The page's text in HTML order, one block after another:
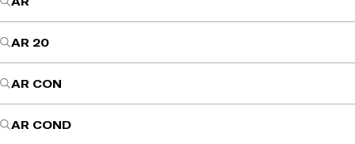
AR 20
AR CON
AR COND